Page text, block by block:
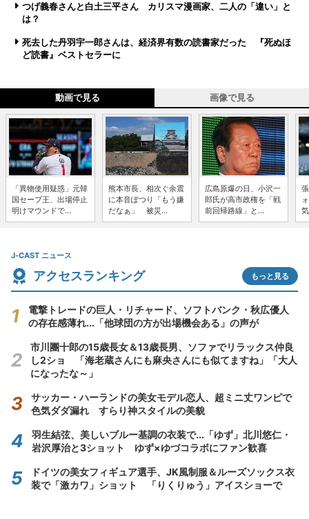
つげ義春さんと白土三平さん カリスマ漫画家、二人の「違い」と
は？
死去した丹羽宇一郎さんは、経済界有数の読書家だった 『死ぬほ
ど読書』ベストセラーに
動画で見る 画像で見る
「異物使用疑惑」元韓
国セーブ王、出場停止
明けマウンドで...
熊本市長、相次ぐ余震
に本音ぽつり「もう嫌
だなぁ」 被災...
広島原爆の日、小沢一
郎氏が高市政権を「戦
前回帰路線」と...
J-CAST ニュース
アクセスランキング もっと見る
電撃トレードの巨人・リチャード、ソフトバンク・秋広優人
の存在感薄れ...「他球団の方が出場機会ある」の声が
市川團十郎の15歳長女＆13歳長男、ソファでリラックス仲良
し2ショ 「海老蔵さんにも麻央さんにも似てますね」「大人
になったな～」
サッカー・ハーランドの美女モデル恋人、超ミニ丈ワンピで
色気ダダ漏れ すらり神スタイルの美貌
羽生結弦、美しいブルー基調の衣装で...「ゆず」北川悠仁・
岩沢厚治と3ショット ゆず×ゆづコラボにファン歓喜
ドイツの美女フィギュア選手、JK風制服＆ルーズソックス衣
装で「激カワ」ショット 「りくりゅう」アイスショーで